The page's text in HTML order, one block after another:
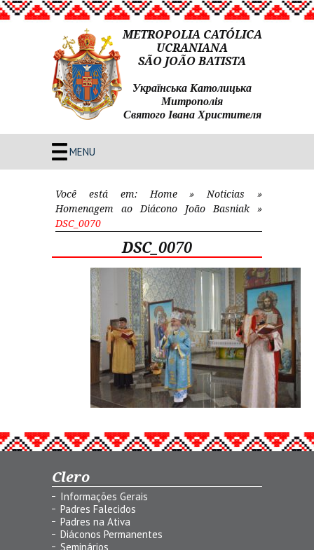
METROPOLIA CATÓLICA
UCRANIANA
SÃO JOÃO BATISTA
Українська Католицька
Митрополія
Святого Івана Христителя
MENU
Você está em: Home» Noticias »
Homenagem ao Diácono João Basniak»
DSC_0070
DSC_0070
Clero
Informações Gerais
Padres Falecidos
Padres na Ativa
Diáconos Permanentes
Seminários